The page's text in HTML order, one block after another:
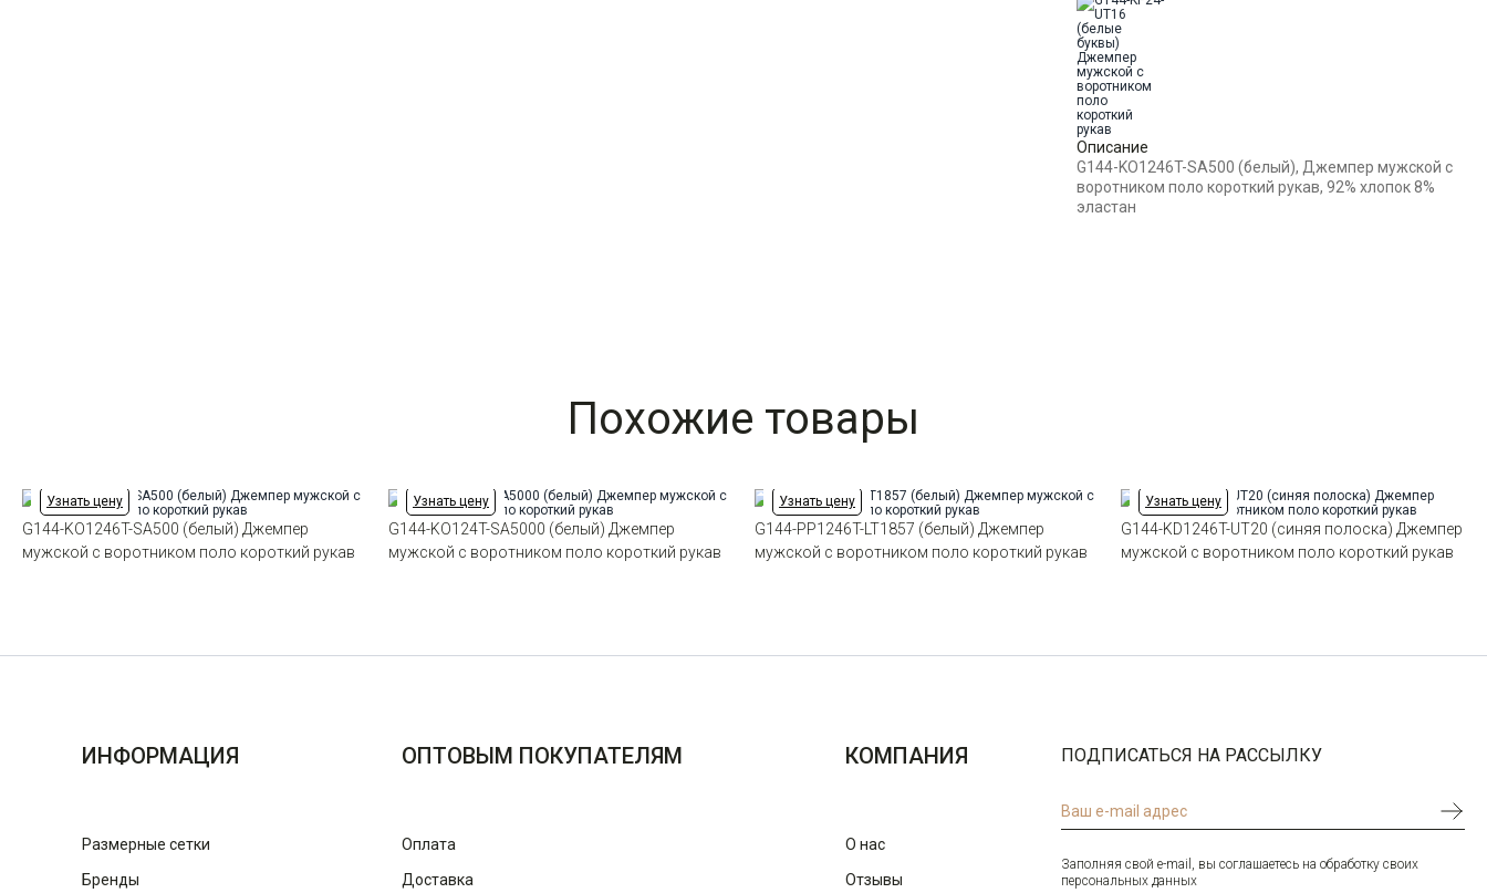
58
Выбрать размерный ряд
Описание
G144-KO1246T-SA500 (белый), Джемпер мужской с
воротником поло короткий рукав, 92% хлопок 8%
эластан
Похожие товары
Узнать цену
G144-KO1246T-SA500 (белый) Джемпер
мужской с воротником поло короткий рукав
Узнать цену
G144-KO124T-SA5000 (белый) Джемпер
мужской с воротником поло короткий рукав
Узнать цену
G144-PP1246T-LT1857 (белый) Джемпер
мужской с воротником поло короткий рукав
Узнать цену
G144-KD1246T-UT20 (синяя полоска) Джемпер
мужской с воротником поло короткий рукав
ИНФОРМАЦИЯ
Размерные сетки
Бренды
ОПТОВЫМ ПОКУПАТЕЛЯМ
Оплата
Доставка
КОМПАНИЯ
О нас
Отзывы
ПОДПИСАТЬСЯ НА РАССЫЛКУ
Заполняя свой e-mail, вы соглашаетесь на обработку своих
персональных данных